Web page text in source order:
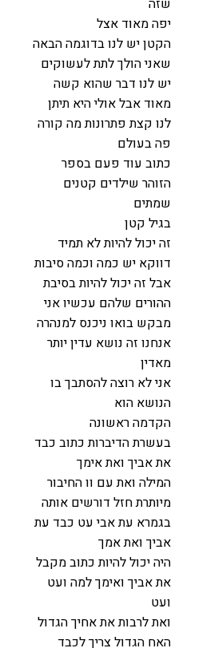
יפה מאוד אצל
הקטן יש לנו בדוגמה הבאה
שאני הולך לתת לעשוקים
יש לנו דבר שהוא קשה
מאוד אבל אולי היא תיתן
לנו קצת פתרונות מה קורה
פה בעולם
כתוב עוד פעם בספר
הזוהר שילדים קטנים
שמתים
בגיל קטן
זה יכול להיות לא תמיד
דווקא יש כמה וכמה סיבות
אבל זה יכול להיות בסיבת
ההורים שלהם עכשיו אני
מבקש בואו ניכנס למנהרה
אנחנו זה נושא עדין יותר
מאדין
אני לא רוצה להסתבך בו
הנושא הוא
הקדמה ראשונה
בעשרת הדיברות כתוב כבד
את אביך ואת אימך
המילה ואת עם וו החיבור
מיותרת חזל דורשים אותה
בגמרא עת אבי עט כבד עת
אביך ואת אמך
היה יכול להיות כתוב מקבל
את אביך ואימך למה ועט
ועט
ואת לרבות את אחיך הגדול
האח הגדול צריך לכבד